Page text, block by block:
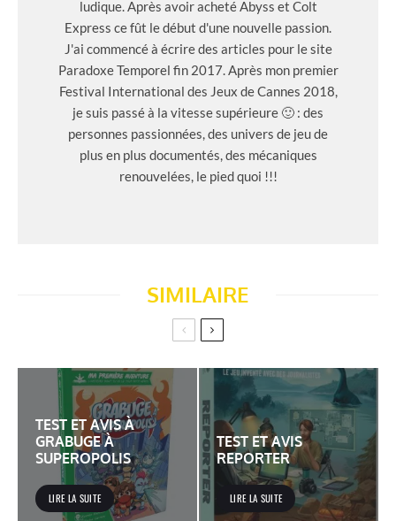
ludique. Après avoir acheté Abyss et Colt
Express ce fût le début d'une nouvelle passion.
J'ai commencé à écrire des articles pour le site
Paradoxe Temporel fin 2017. Après mon premier
Festival International des Jeux de Cannes 2018,
je suis passé à la vitesse supérieure 🙂 : des
personnes passionnées, des univers de jeu de
plus en plus documentés, des mécaniques
renouvelées, le pied quoi !!!
SIMILAIRE
TEST ET AVIS À
GRABUGE À
SUPEROPOLIS
LIRE LA SUITE
TEST ET AVIS
REPORTER
LIRE LA SUITE